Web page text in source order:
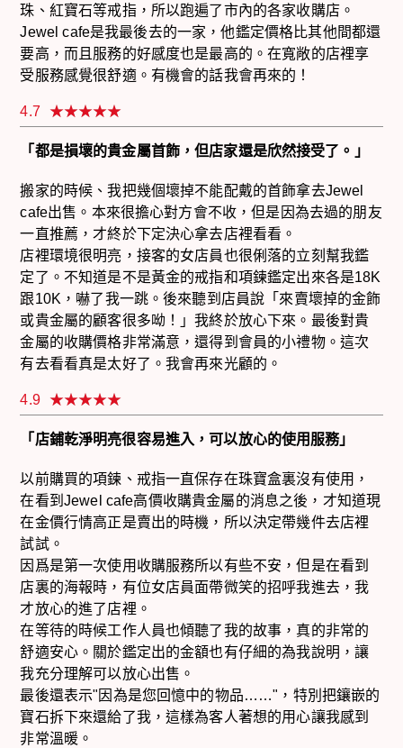
珠、紅寶石等戒指，所以跑遍了市內的各家收購店。
Jewel cafe是我最後去的一家，他鑑定價格比其他間都還
要高，而且服務的好感度也是最高的。在寬敞的店裡享
受服務感覺很舒適。有機會的話我會再來的！
4.7
「都是損壞的貴金屬首飾，但店家還是欣然接受了。」
搬家的時候、我把幾個壞掉不能配戴的首飾拿去Jewel
cafe出售。本來很擔心對方會不收，但是因為去過的朋友
一直推薦，才終於下定決心拿去店裡看看。
店裡環境很明亮，接客的女店員也很俐落的立刻幫我鑑
定了。不知道是不是黃金的戒指和項鍊鑑定出來各是18K
跟10K，嚇了我一跳。後來聽到店員說「來賣壞掉的金飾
或貴金屬的顧客很多呦！」我終於放心下來。最後對貴
金屬的收購價格非常滿意，還得到會員的小禮物。這次
有去看看真是太好了。我會再來光顧的。
4.9
「店鋪乾淨明亮很容易進入，可以放心的使用服務」
以前購買的項鍊、戒指一直保存在珠寶盒裏沒有使用，
在看到Jewel cafe高價收購貴金屬的消息之後，才知道現
在金價行情高正是賣出的時機，所以決定帶幾件去店裡
試試。
因爲是第一次使用收購服務所以有些不安，但是在看到
店裏的海報時，有位女店員面帶微笑的招呼我進去，我
才放心的進了店裡。
在等待的時候工作人員也傾聽了我的故事，真的非常的
舒適安心。關於鑑定出的金額也有仔細的為我說明，讓
我充分理解可以放心出售。
最後還表示"因為是您回憶中的物品……"，特別把鑲嵌的
寶石拆下來還給了我，這樣為客人著想的用心讓我感到
非常溫暖。